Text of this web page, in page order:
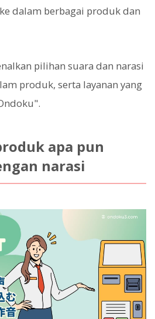
dalam berbagai produk dan
pilihan suara dan narasi
produk, serta layanan yang
apa pun
narasi